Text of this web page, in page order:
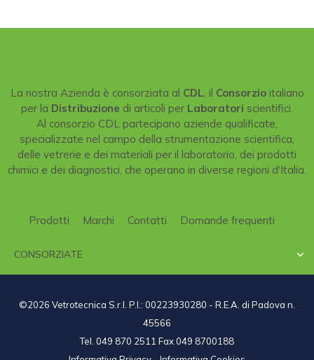
La nostra Azienda è consorziata al CDL , il Consorzioitaliano
per la Distribuzione di articoli per Laboratori scientifici.
Al consorzio CDL partecipano aziende qualificate,
specializzate nel campo della strumentazione scientifica,
delle vetrerie e dei materiali per il laboratorio, dei prodotti
chimici e dei diagnostici, che operano in diverse regioni d'Italia.
Prodotti Marchi Contatti Domande frequenti
CONSORZIATE 
©2026 Vetrotecnica S.r.l. P.I.: 00223930280 - R.E.A. di Padova n.
45566
Tel. 049 870 2511 Fax 049 8700188